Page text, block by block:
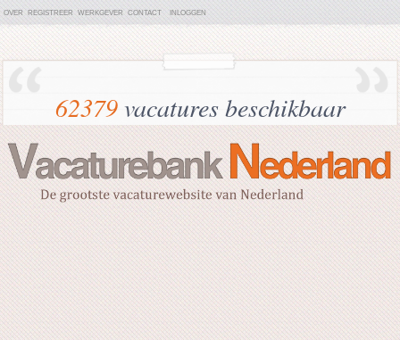
OVER REGISTREER WERKGEVER CONTACT INLOGGEN
62379vacatures beschikbaar